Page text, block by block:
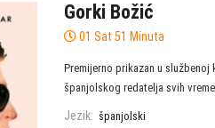
Gorki Božić
01 Sat 51 Minuta
Premijerno prikazan u
španjolskog redatelja svih
Jezik: španjolski